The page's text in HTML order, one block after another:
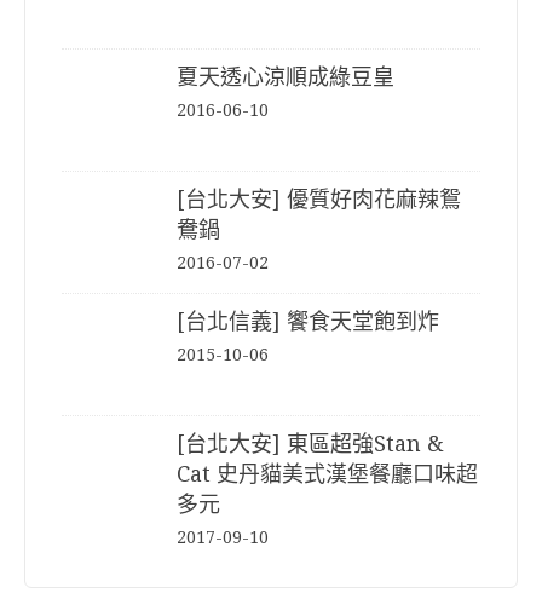
夏天透心涼順成綠豆皇
2016-06-10
[台北大安] 優質好肉花麻辣鴛
鴦鍋
2016-07-02
[台北信義] 饗食天堂飽到炸
2015-10-06
[台北大安] 東區超強Stan &
Cat 史丹貓美式漢堡餐廳口味超
多元
2017-09-10